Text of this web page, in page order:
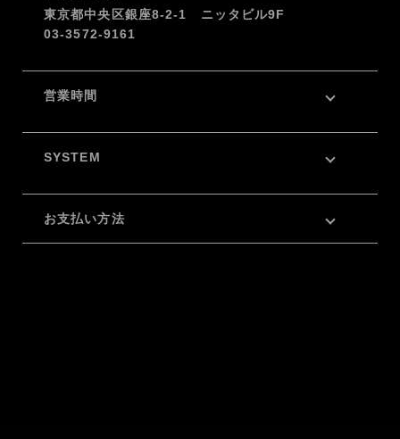
東京都中央区銀座8-2-1 ニッタビル9F
03-3572-9161
営業時間
SYSTEM
お支払い方法